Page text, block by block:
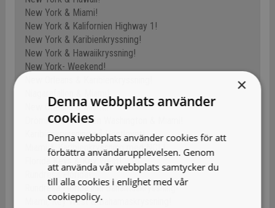
New York & Miami!
New York & Kalifornien Highway 1!
New York & Karibienkryssning!
New York & Hawaiikryssning!
New York- Weekend!
Niagarafallen & Miami!
New Orleans & Miami!
Drömkombinationen Washington & Miami!
Karibienkryssning på Höstlovet!
Miami & Karibienkryssning med NCL!
Florida Keys & Key West!
Rundresa Florida!
Rundresa Florida inkl Bahamaskryssning!
Miami, Key West & Bahamaskryssning!
×
Denna webbplats använder
cookies
Denna webbplats använder cookies för att
förbättra användarupplevelsen. Genom
att använda vår webbplats samtycker du
till alla cookies i enlighet med vår
cookiepolicy.